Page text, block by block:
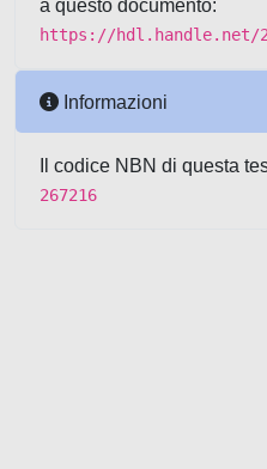
a questo documento:
https://hdl.handle.net/
Informazioni
Il codice NBN di questa
267216